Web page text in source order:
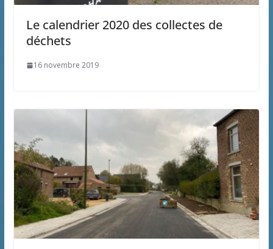
Le calendrier 2020 des collectes de
déchets
16 novembre 2019